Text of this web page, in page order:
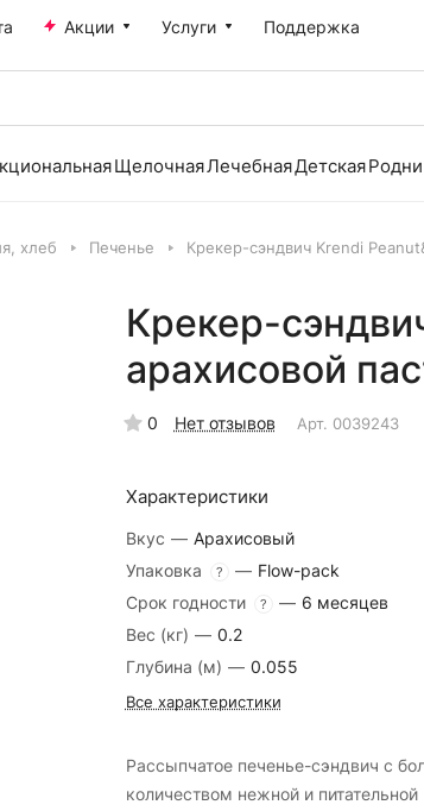
Акции Услуги Поддержка
ЩелочнаяЛечебнаяДетская
хлеб Печенье Крекер-сэндвич Krendi
Крекер-
арахисовой
0 Нет отзывов Арт. 0039243
Характеристики
Вкус — Арахисовый
Упаковка
? — Flow-pack
Срок годности
? — 6 месяцев
Вес (кг) — 0.2
Глубина (м) — 0.055
Все характеристики
Рассыпчатое печенье-сэндвич с
количеством нежной и питательной